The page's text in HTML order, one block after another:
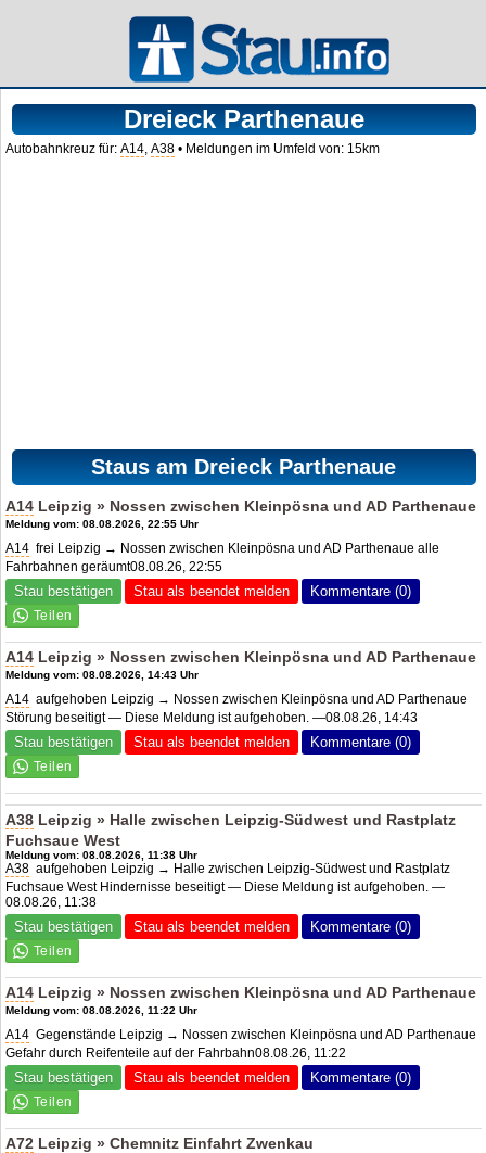
Dreieck Parthenaue
Autobahnkreuz für:A14,A38 • Meldungen im Umfeld von: 15km
Staus am Dreieck Parthenaue
A14 Leipzig » Nossen zwischen Kleinpösna undAD Parthenaue
Meldung vom: 08.08.2026, 22:55 Uhr
A14 frei Leipzig → Nossen zwischen Kleinpösna undAD Parthenaue alle
Fahrbahnen geräumt08.08.26, 22:55
Stau bestätigen Stau als beendet melden Kommentare (0)
A14 Leipzig » Nossen zwischen Kleinpösna undAD Parthenaue
Meldung vom: 08.08.2026, 14:43 Uhr
A14 aufgehoben Leipzig → Nossen zwischen Kleinpösna undAD Parthenaue
Störung beseitigt — Diese Meldung ist aufgehoben. —08.08.26, 14:43
Stau bestätigen Stau als beendet melden Kommentare (0)
A38 Leipzig » Halle zwischen Leipzig-Südwest und Rastplatz
Fuchsaue West
Meldung vom: 08.08.2026, 11:38 Uhr
A38 aufgehoben Leipzig → Halle zwischen Leipzig-Südwest und Rastplatz
Fuchsaue West Hindernisse beseitigt — Diese Meldung ist aufgehoben. —
08.08.26, 11:38
Stau bestätigen Stau als beendet melden Kommentare (0)
A14 Leipzig » Nossen zwischen Kleinpösna undAD Parthenaue
Meldung vom: 08.08.2026, 11:22 Uhr
A14 Gegenstände Leipzig → Nossen zwischen Kleinpösna undAD Parthenaue
Gefahr durch Reifenteile auf der Fahrbahn08.08.26, 11:22
Stau bestätigen Stau als beendet melden Kommentare (0)
A72 Leipzig » Chemnitz Einfahrt Zwenkau